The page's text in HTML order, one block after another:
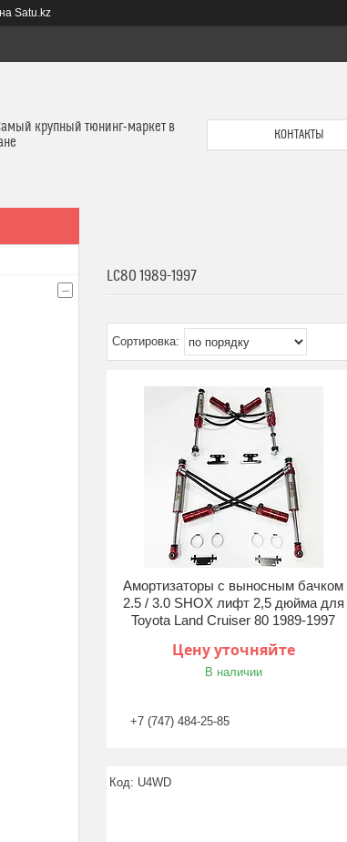
на Satu.kz
крупный тюнинг-маркет в
КОНТАКТЫ
LC80 1989-1997
Амортизаторы с выносным бачком
2.5 / 3.0 SHOX лифт 2,5 дюйма для
Toyota Land Cruiser 80 1989-1997
Цену уточняйте
В наличии
+7 (747) 484-25-85
U4WD